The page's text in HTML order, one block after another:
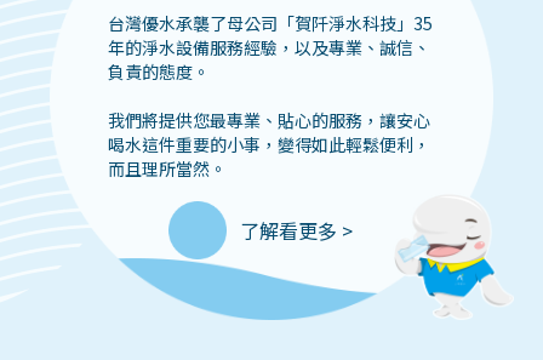
台灣優水承襲了母公司「賀阡淨水科技」35
年的淨水設備服務經驗，以及專業、誠信、
負責的態度。
我們將提供您最專業、貼心的服務，讓安心
喝水這件重要的小事，變得如此輕鬆便利，
而且理所當然。
了解看更多 >